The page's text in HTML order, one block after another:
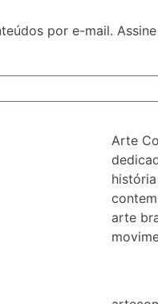
por e-mail.
Arte
arte